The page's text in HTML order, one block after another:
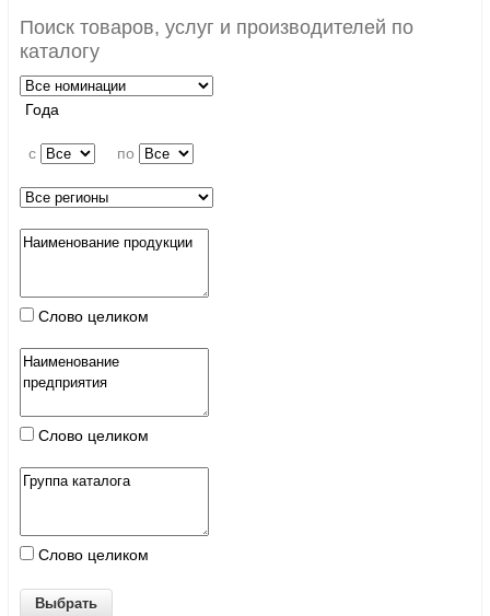
Поиск товаров, услуг и производителей по
каталогу
Года
c по
Слово целиком
Слово целиком
Слово целиком